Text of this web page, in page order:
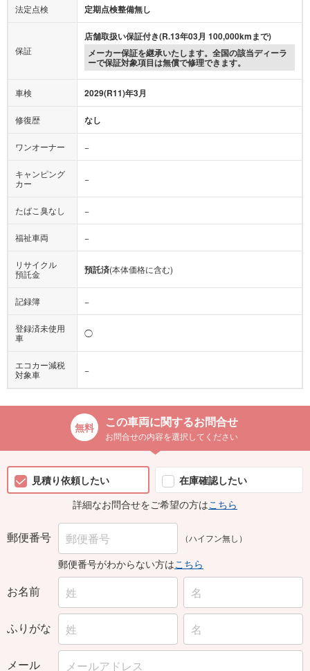
法定点検 定期点検整備無し
保証
店舗取扱い保証付き(R.13年03月 100,000kmまで)
メーカー保証を継承いたします。全国の該当ディーラ
ーで保証対象項目は無償で修理できます。
車検 2029(R11)年3月
修復歴 なし
ワンオーナー −
キャンピング
カー
−
たばこ臭なし −
福祉車両 −
リサイクル
預託金
預託済(本体価格に含む)
記録簿 −
登録済未使用
車
◯
エコカー減税
対象車
−
この車両に関するお問合せ
お問合せの内容を選択してください
見積り依頼したい
在庫確認したい
詳細なお問合せをご希望の方はこちら
郵便番号 （ハイフン無し）
郵便番号がわからない方はこちら
お名前
ふりがな
メール